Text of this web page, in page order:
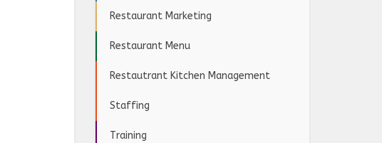
Restaurant Marketing
Restaurant Menu
Restautrant Kitchen Management
Staffing
Training